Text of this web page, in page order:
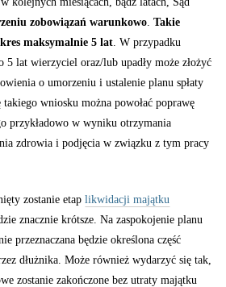
zobowiązań warunkowo .Takie
maksymalnie 5 lat . W przypadku
5 lat wierzyciel oraz/lub upadły może złożyć
o umorzeniu i ustalenie planu spłaty
wniosku można powołać poprawę
przykładowo w wyniku otrzymania
zdrowia i podjęcia w związku z tym pracy
zostanie etaplikwidacji majątku
znacznie krótsze. Na zaspokojenie planu
przeznaczana będzie określona część
dłużnika. Może również wydarzyć się tak,
zostanie zakończone bez utraty majątku